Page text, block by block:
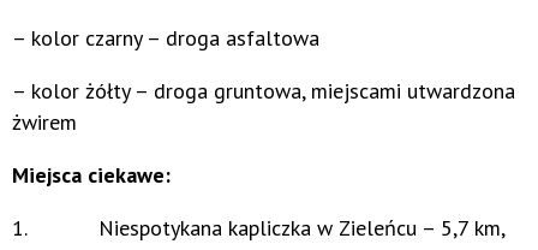
– kolor czarny – droga asfaltowa
– kolor żółty – droga gruntowa, miejscami utwardzona
żwirem
Miejsca ciekawe:
1. Niespotykana kapliczka w Zieleńcu – 5,7 km,